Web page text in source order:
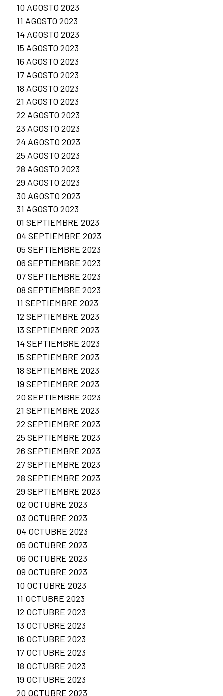
10 AGOSTO 2023
11 AGOSTO 2023
14 AGOSTO 2023
15 AGOSTO 2023
16 AGOSTO 2023
17 AGOSTO 2023
18 AGOSTO 2023
21 AGOSTO 2023
22 AGOSTO 2023
23 AGOSTO 2023
24 AGOSTO 2023
25 AGOSTO 2023
28 AGOSTO 2023
29 AGOSTO 2023
30 AGOSTO 2023
31 AGOSTO 2023
01 SEPTIEMBRE 2023
04 SEPTIEMBRE 2023
05 SEPTIEMBRE 2023
06 SEPTIEMBRE 2023
07 SEPTIEMBRE 2023
08 SEPTIEMBRE 2023
11 SEPTIEMBRE 2023
12 SEPTIEMBRE 2023
13 SEPTIEMBRE 2023
14 SEPTIEMBRE 2023
15 SEPTIEMBRE 2023
18 SEPTIEMBRE 2023
19 SEPTIEMBRE 2023
20 SEPTIEMBRE 2023
21 SEPTIEMBRE 2023
22 SEPTIEMBRE 2023
25 SEPTIEMBRE 2023
26 SEPTIEMBRE 2023
27 SEPTIEMBRE 2023
28 SEPTIEMBRE 2023
29 SEPTIEMBRE 2023
02 OCTUBRE 2023
03 OCTUBRE 2023
04 OCTUBRE 2023
05 OCTUBRE 2023
06 OCTUBRE 2023
09 OCTUBRE 2023
10 OCTUBRE 2023
11 OCTUBRE 2023
12 OCTUBRE 2023
13 OCTUBRE 2023
16 OCTUBRE 2023
17 OCTUBRE 2023
18 OCTUBRE 2023
19 OCTUBRE 2023
20 OCTUBRE 2023